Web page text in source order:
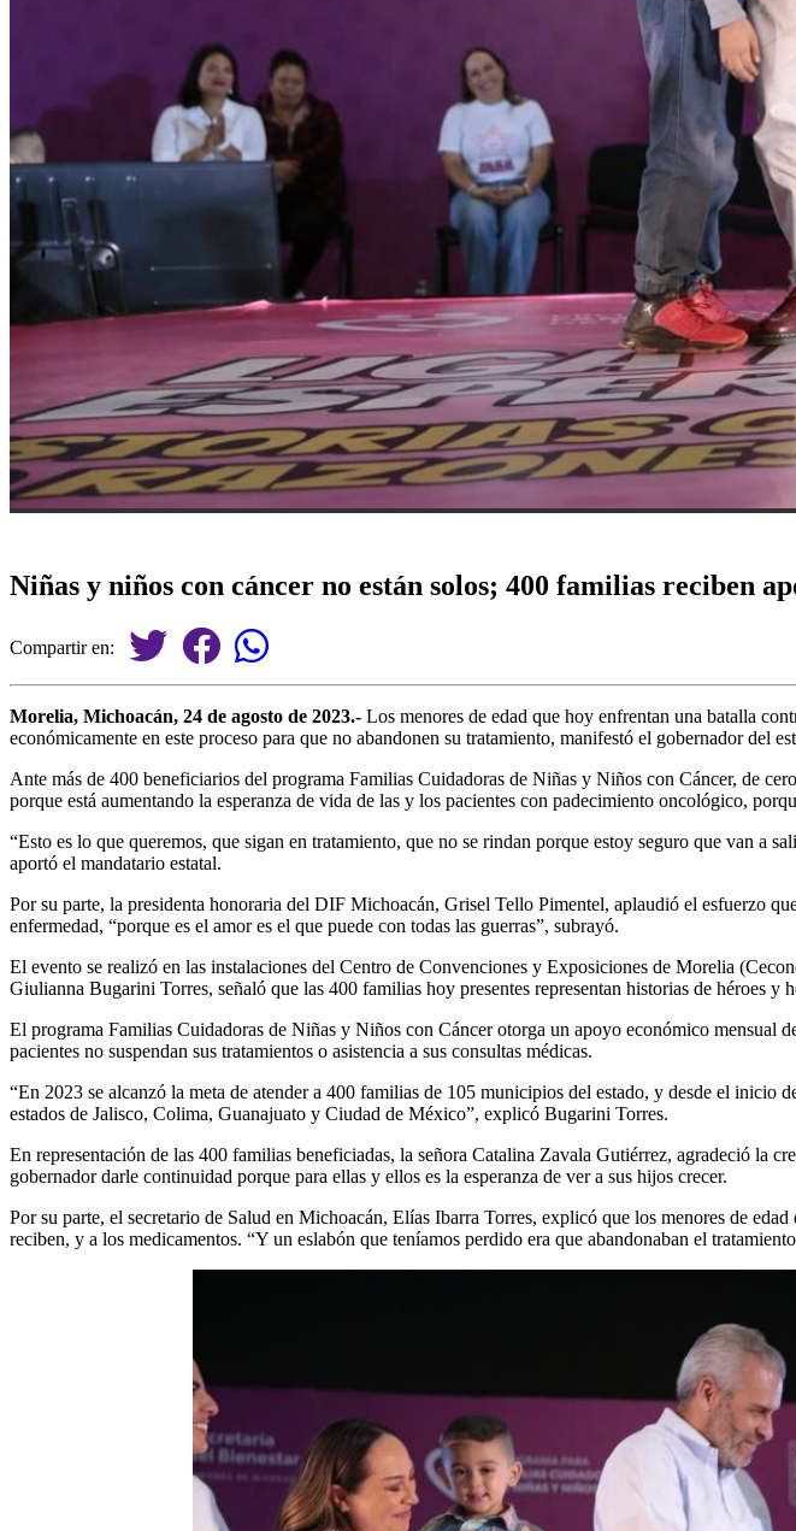
Niñas y niños con cáncer no están solos; 400 familias reciben
Compartir en:
Morelia, Michoacán, 24 de agosto de 2023.- Los menores de edad que hoy enfrentan una batalla
económicamente en este proceso para que no abandonen su tratamiento, manifestó el gobernador del
Ante más de 400 beneficiarios del programa Familias Cuidadoras de Niñas y Niños con Cáncer, de
porque está aumentando la esperanza de vida de las y los pacientes con padecimiento oncológico,
“Esto es lo que queremos, que sigan en tratamiento, que no se rindan porque estoy seguro que van a
aportó el mandatario estatal.
Por su parte, la presidenta honoraria del DIF Michoacán, Grisel Tello Pimentel, aplaudió el esfuerzo
enfermedad, “porque es el amor es el que puede con todas las guerras”, subrayó.
El evento se realizó en las instalaciones del Centro de Convenciones y Exposiciones de Morelia
Giulianna Bugarini Torres, señaló que las 400 familias hoy presentes representan historias de héroes
El programa Familias Cuidadoras de Niñas y Niños con Cáncer otorga un apoyo económico mensual
pacientes no suspendan sus tratamientos o asistencia a sus consultas médicas.
“En 2023 se alcanzó la meta de atender a 400 familias de 105 municipios del estado, y desde el
estados de Jalisco, Colima, Guanajuato y Ciudad de México”, explicó Bugarini Torres.
En representación de las 400 familias beneficiadas, la señora Catalina Zavala Gutiérrez, agradeció la
gobernador darle continuidad porque para ellas y ellos es la esperanza de ver a sus hijos crecer.
Por su parte, el secretario de Salud en Michoacán, Elías Ibarra Torres, explicó que los menores de
reciben, y a los medicamentos. “Y un eslabón que teníamos perdido era que abandonaban el